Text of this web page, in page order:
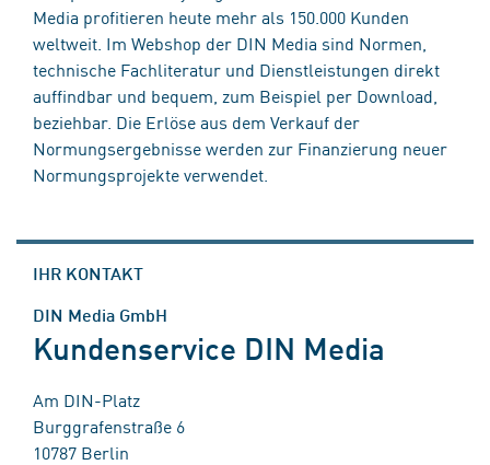
Media profitieren heute mehr als 150.000 Kunden
weltweit. Im Webshop der DIN Media sind Normen,
technische Fachliteratur und Dienstleistungen direkt
auffindbar und bequem, zum Beispiel per Download,
beziehbar. Die Erlöse aus dem Verkauf der
Normungsergebnisse werden zur Finanzierung neuer
Normungsprojekte verwendet.
IHR KONTAKT
DIN Media GmbH
Kundenservice DIN Media
Am DIN-Platz
Burggrafenstraße 6
10787 Berlin